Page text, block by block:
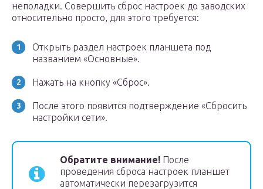
неполадки. Совершить сброс настроек до заводских
относительно просто, для этого требуется:
Открыть раздел настроек планшета под
названием «Основные».
Нажать на кнопку «Сброс».
После этого появится подтверждение «Сбросить
настройки сети».
Обратите внимание! После
проведения сброса настроек планшет
автоматически перезагрузится